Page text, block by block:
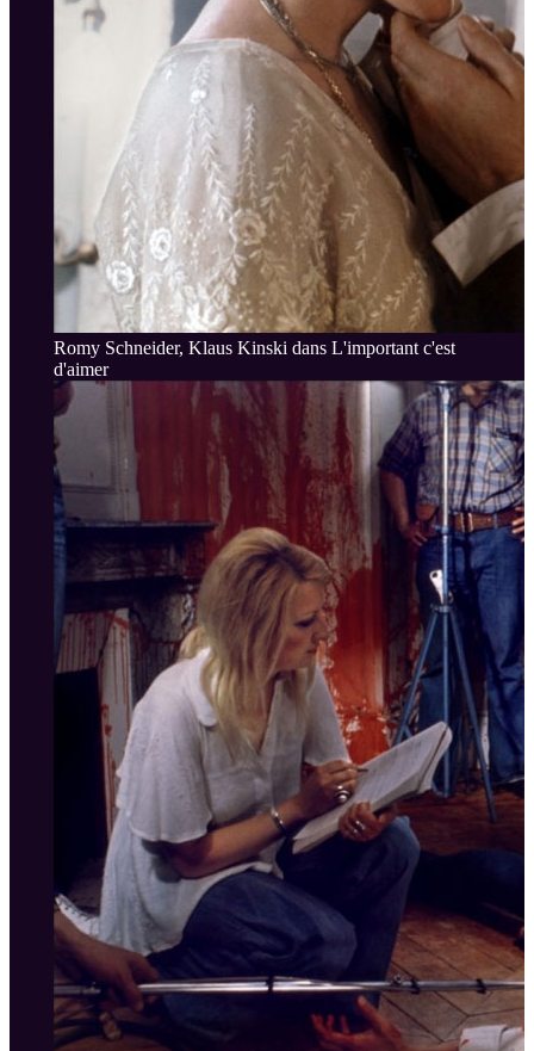
Romy Schneider, Klaus Kinski dans L'important c'est
d'aimer